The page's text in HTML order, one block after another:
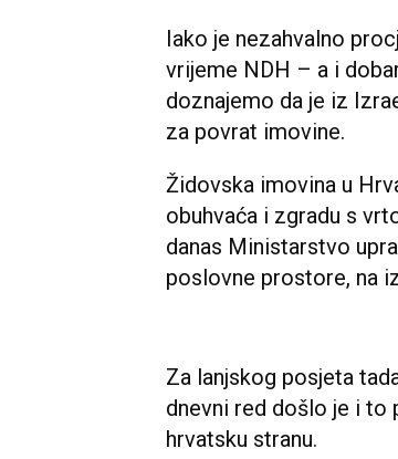
Iako je nezahvalno
vrijeme NDH – a i
doznajemo da je iz
za povrat imovine.
Židovska imovina u
obuhvaća i zgradu s
danas Ministarstvo
poslovne prostore, na
Za lanjskog posjeta
dnevni red došlo je i to
hrvatsku stranu.